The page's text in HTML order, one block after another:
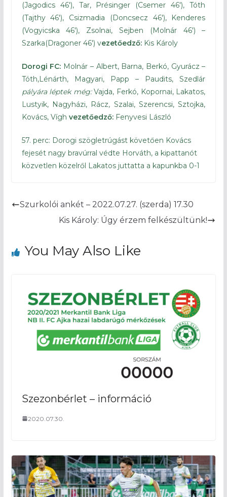
(Jagodics 46′), Tar, Présinger (Csemer 46′), Tóth
(Tajthy 46′), Csizmadia (Doncsecz 46′), Kenderes
(Vogyicska 46′), Zsolnai, Sejben (Molnár 46′) –
Szarka(Dragoner 46′) vezetőedző: Kis Károly
Dorogi FC: Molnár – Albert, Barna, Berkó, Gyurácz –
Tóth,Lénárth, Magyari, Papp – Paudits, Szedlár
pályára léptek még:Vajda, Ferkó, Kopornai, Lakatos,
Lustyik, Nagyházi, Rácz, Szalai, Szerencsi, Sztojka,
Kovács, Vígh vezetőedző: Fenyvesi László
57. perc: Dorogi szögletrúgást követően Kovács
fejesét nagy bravúrral védte Horváth, a kipattanót
közvetlen közelről Lakatos juttatta a kapunkba 0-1
Szurkolói ankét – 2022.07.27. (szerda) 17.30
Kis Károly: Úgy érzem felkészültünk!
You May Also Like
Szezonbérlet – információ
2020.07.30.